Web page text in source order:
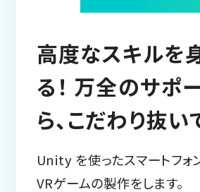
高度なスキルを
る！ 万全のサポ
ら、こだわり抜い
Unity を使ったスマートフォ
VRゲームの製作をします。